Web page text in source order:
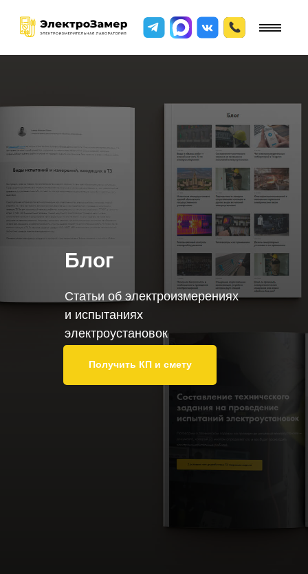
Блог
Статьи об электроизмерениях
и испытаниях
электроустановок
Получить КП и смету